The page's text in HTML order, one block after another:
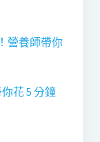
營養師帶你
花 5 分鐘